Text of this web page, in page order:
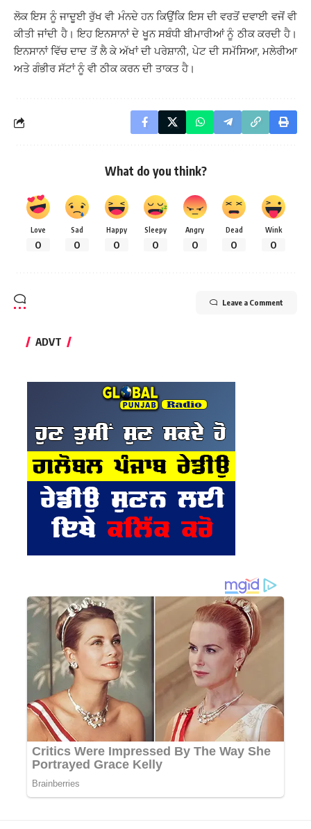
ਲੋਕ ਇਸ ਨੂੰ ਜਾਦੂਈ ਰੁੱਖ ਵੀ ਮੰਨਦੇ ਹਨ ਕਿਉਂਕਿ ਇਸ ਦੀ ਵਰਤੋਂ ਦਵਾਈ ਵਜੋਂ ਵੀ
ਕੀਤੀ ਜਾਂਦੀ ਹੈ। ਇਹ ਇਨਸਾਨਾਂ ਦੇ ਖੂਨ ਸਬੰਧੀ ਬੀਮਾਰੀਆਂ ਨੂੰ ਠੀਕ ਕਰਦੀ ਹੈ।
ਇਨਸਾਨਾਂ ਵਿੱਚ ਦਾਦ ਤੋਂ ਲੈ ਕੇ ਅੱਖਾਂ ਦੀ ਪਰੇਸ਼ਾਨੀ, ਪੇਟ ਦੀ ਸਮੱਸਿਆ, ਮਲੇਰੀਆ
ਅਤੇ ਗੰਭੀਰ ਸੱਟਾਂ ਨੂੰ ਵੀ ਠੀਕ ਕਰਨ ਦੀ ਤਾਕਤ ਹੈ।
What do you think?
Love
0
Sad
0
Happy
0
Sleepy
0
Angry
0
Dead
0
Wink
0
Leave a Comment
ADVT